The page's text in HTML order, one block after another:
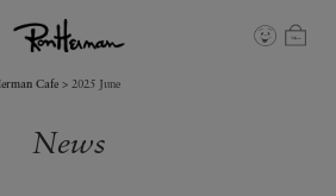
Cafe 2025 June
News